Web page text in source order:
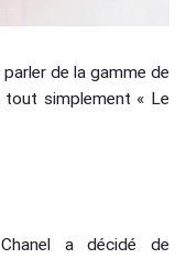
de la gamme de
tout simplement « Le
a décidé de